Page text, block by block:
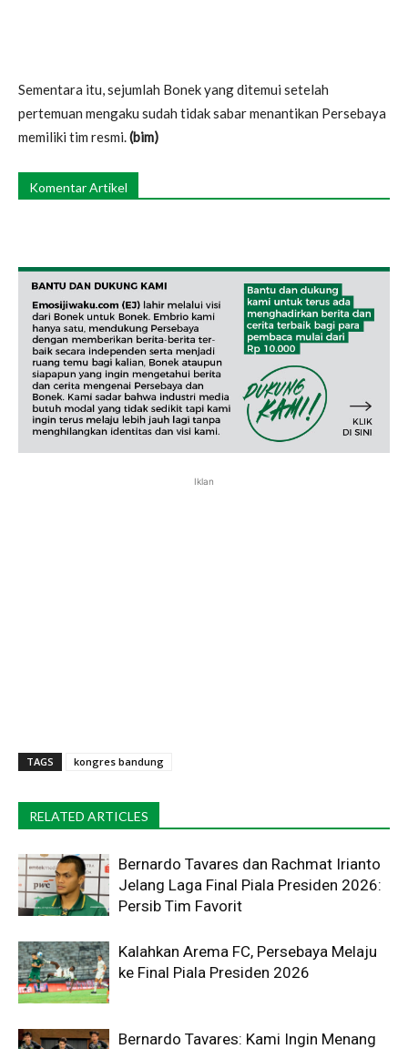
Sementara itu, sejumlah Bonek yang ditemui setelah
pertemuan mengaku sudah tidak sabar menantikan Persebaya
memiliki tim resmi. (bim)
Komentar Artikel
Iklan
TAGS kongres bandung
RELATED ARTICLES
Bernardo Tavares dan Rachmat Irianto
Jelang Laga Final Piala Presiden 2026:
Persib Tim Favorit
Kalahkan Arema FC, Persebaya Melaju
ke Final Piala Presiden 2026
Bernardo Tavares: Kami Ingin Menang